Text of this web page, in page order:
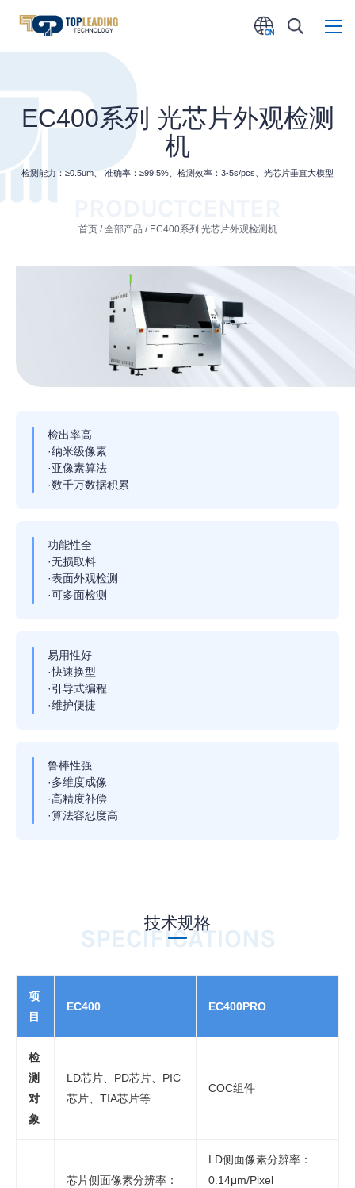
EC400系列 光芯片外观检测
机
检测能力：≥0.5um、 准确率：≥99.5%、检测效率：3-5s/pcs、光芯片垂直大模型
首页/全部产品 / EC400系列 光芯片外观检测机
检出率高
·纳米级像素
·亚像素算法
·数千万数据积累
功能性全
·无损取料
·表面外观检测
·可多面检测
易用性好
·快速换型
·引导式编程
·维护便捷
鲁棒性强
·多维度成像
·高精度补偿
·算法容忍度高
SPECIFICATIONS
技术规格
项
目
EC400 EC400PRO
检
测
对
象
LD芯片、PD芯片、PIC
芯片、TIA芯片等
COC组件
芯片侧面像素分辨率：
LD侧面像素分辨率：
0.14μm/Pixel